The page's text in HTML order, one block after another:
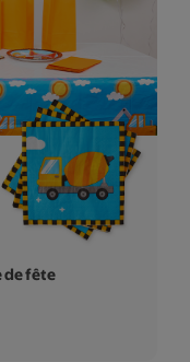
de fête